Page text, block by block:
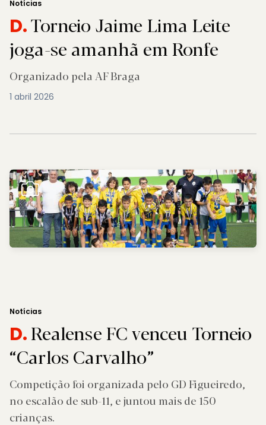
Notícias
D.Torneio Jaime Lima Leite
joga-se amanhã em Ronfe
Organizado pela AF Braga
1 abril 2026
Notícias
D.Realense FC venceu Torneio
“Carlos Carvalho”
Competição foi organizada pelo GD Figueiredo,
no escalão de sub-11, e juntou mais de 150
crianças.